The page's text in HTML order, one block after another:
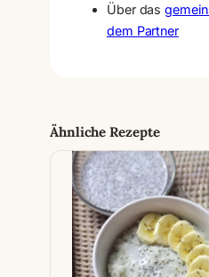
Über das
dem Partner
Ähnliche Rezepte